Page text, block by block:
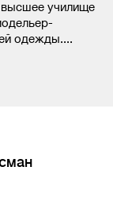
училище
одежды....